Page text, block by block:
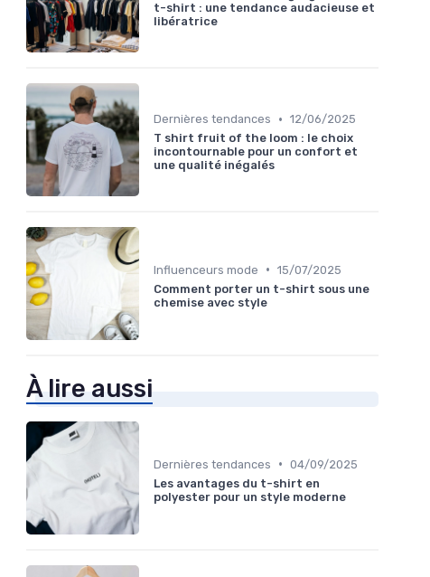
t-shirt : une tendance audacieuse et
libératrice
Dernières tendances • 12/06/2025
T shirt fruit of the loom : le choix
incontournable pour un confort et
une qualité inégalés
Influenceurs mode • 15/07/2025
Comment porter un t-shirt sous une
chemise avec style
À lire aussi
Dernières tendances • 04/09/2025
Les avantages du t-shirt en
polyester pour un style moderne